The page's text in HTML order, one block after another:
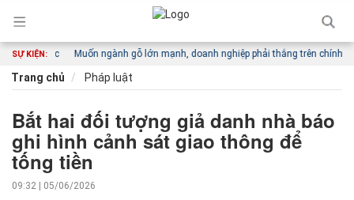
SỰ KIỆN:
đi khác Muốn ngành gỗ lớn mạnh, doanh nghiệp phải thắng trên chính thị
Trang chủ Pháp luật
Bắt hai đối tượng giả danh nhà báo
ghi hình cảnh sát giao thông để
tống tiền
09:32 | 05/06/2026